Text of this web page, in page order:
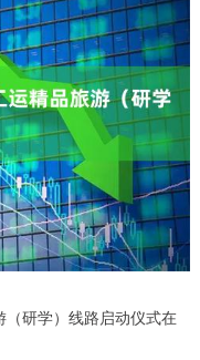
研学）线路启动仪式在